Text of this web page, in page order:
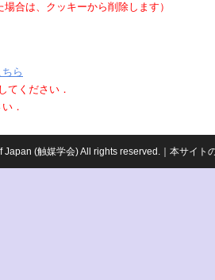
合は、クッキーから削除します）
ら
てください．
．
(触媒学会) All rights reserved.｜本サイト